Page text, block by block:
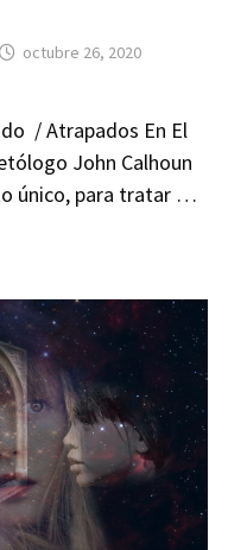
octubre 26, 2020
/ Atrapados En El
John Calhoun
único, para tratar …